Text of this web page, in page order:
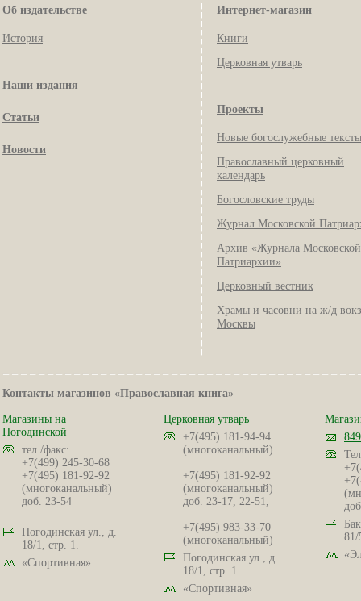
Об издательстве
История
Наши издания
Статьи
Новости
Интернет-магазин
Книги
Церковная утварь
Проекты
Новые богослужебные тексты
Православный церковный
календарь
Богословские труды
Журнал Московской
Архив «Журнала Московской
Патриархии»
Церковный вестник
Храмы и часовни на ж/д
Москвы
Контакты магазинов «Православная книга»
Магазины на
Погодинской
тел./факс:
+7(499) 245-30-68
+7(495) 181-92-92
(многоканальный)
доб. 23-54
Погодинская ул., д.
18/1, стр. 1.
«Спортивная»
Церковная утварь
+7(495) 181-94-94
(многоканальный)
+7(495) 181-92-92
(многоканальный)
доб. 23-17, 22-51,
+7(495) 983-33-70
(многоканальный)
Погодинская ул., д.
18/1, стр. 1.
«Спортивная»
81/